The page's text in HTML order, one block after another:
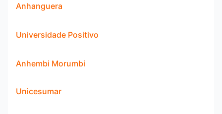
Anhanguera
Universidade Positivo
Anhembi Morumbi
Unicesumar